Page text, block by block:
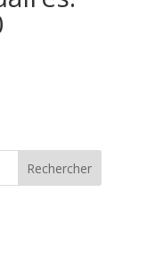
Rechercher